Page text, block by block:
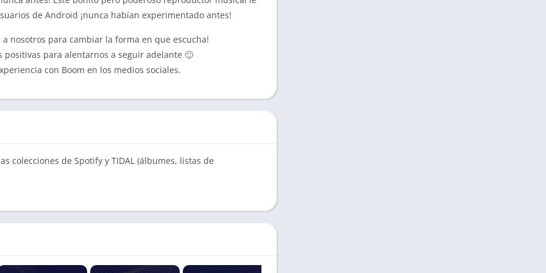
de Android ¡nunca habían experimentado antes!
nosotros para cambiar la forma en que escucha!
para alentarnos a seguir adelante 🙂
con Boom en los medios sociales.
colecciones de Spotify y TIDAL (álbumes, listas de